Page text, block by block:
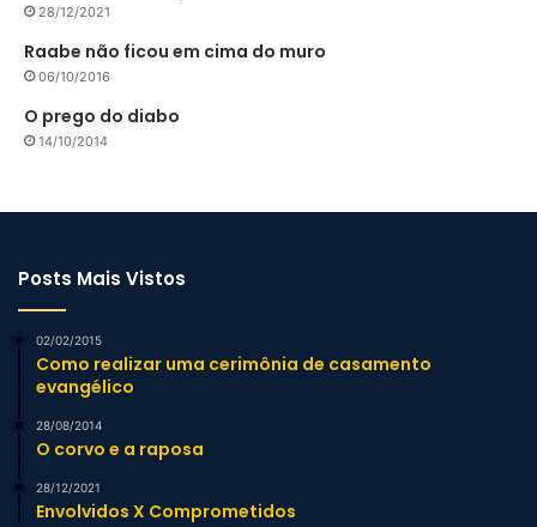
28/12/2021
Raabe não ficou em cima do muro
06/10/2016
O prego do diabo
14/10/2014
Posts Mais Vistos
02/02/2015
Como realizar uma cerimônia de casamento
evangélico
28/08/2014
O corvo e a raposa
28/12/2021
Envolvidos X Comprometidos